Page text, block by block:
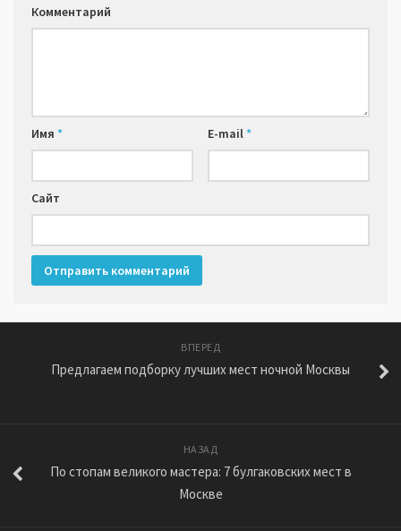
Комментарий
Имя * E-mail*
Сайт
ВПЕРЕД
Предлагаем подборку лучших мест ночной Москвы
НАЗАД
По стопам великого мастера: 7 булгаковских мест в
Москве